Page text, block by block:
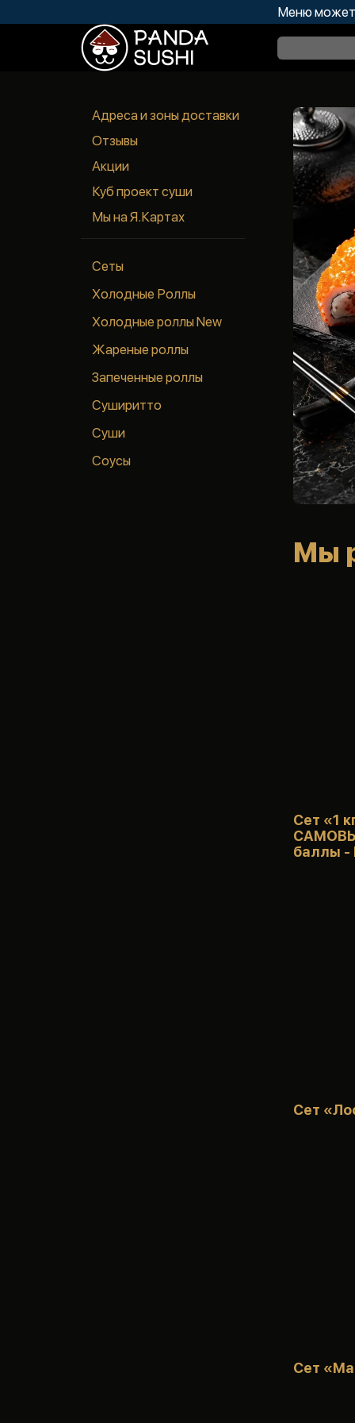
Меню может
Адреса и зоны доставки
Отзывы
Акции
Куб проект суши
Мы на Я.Картах
Сеты
Холодные Роллы
Холодные роллы New
Жареные роллы
Запеченные роллы
Суширитто
Суши
Соусы
Мы
Сет «1
баллы -
Сет
Сет